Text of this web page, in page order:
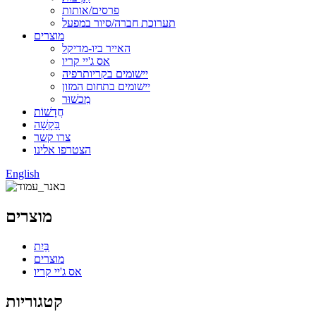
פרסים/אותות
תערוכת חברה/סיור במפעל
מוצרים
האייר ביו-מדיקל
אס ג'יי קריו
יישומים בקריותרפיה
יישומים בתחום המזון
מִכשׁוּר
חֲדָשׁוֹת
בַּקָשָׁה
צרו קשר
הצטרפו אלינו
English
מוצרים
בַּיִת
מוצרים
אס ג'יי קריו
קטגוריות